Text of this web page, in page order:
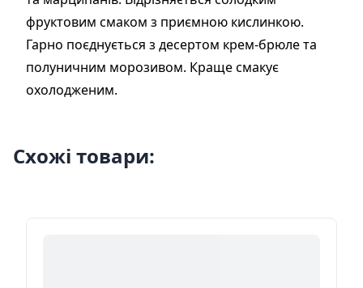
фруктовим смаком з приємною кислинкою.
Гарно поєднується з десертом крем-брюле та
полуничним морозивом. Краще смакує
охолодженим.
Схожі товари: